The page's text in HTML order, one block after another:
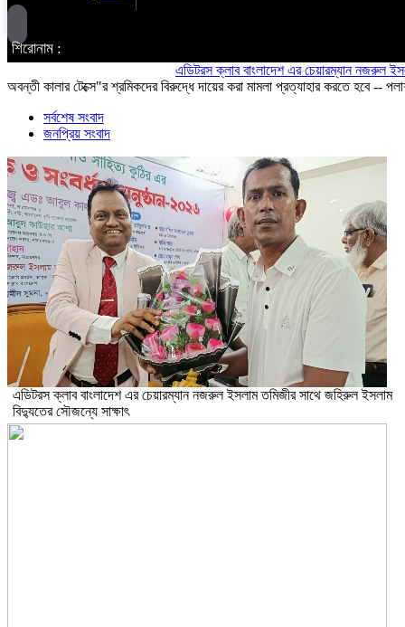
শিরোনাম :
এডিটরস ক্লাব বাংলাদেশ এর চেয়ারম্যান নজরুল ইসলাম
অবন্তী কালার টেক্সে"র শ্রমিকদের বিরুদ্ধে দায়ের করা মামলা প্রত্যাহার করতে হবে --
সর্বশেষ সংবাদ
জনপ্রিয় সংবাদ
এডিটরস ক্লাব বাংলাদেশ এর চেয়ারম্যান নজরুল ইসলাম তমিজীর সাথে জহিরুল ইসলাম
বিদ্যুতের সৌজন্যে সাক্ষাৎ